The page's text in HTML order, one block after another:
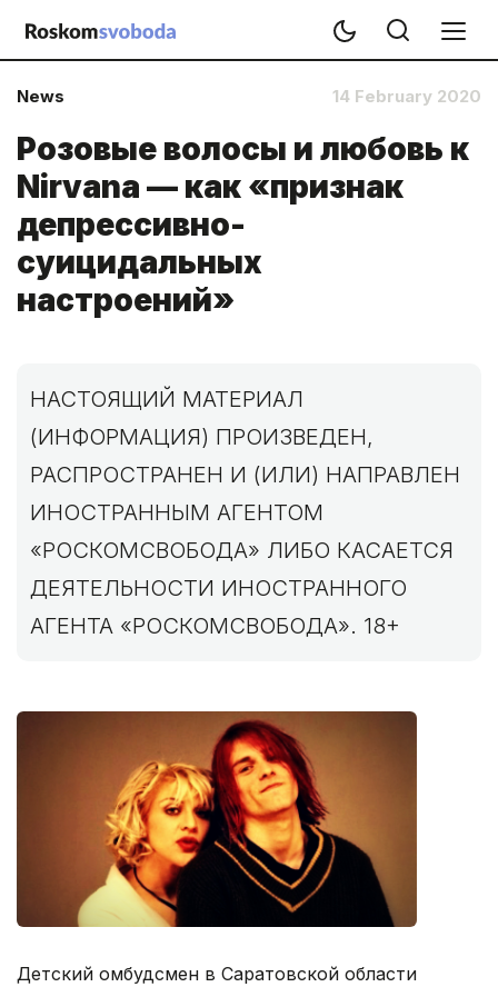
News 14 February 2020
Розовые волосы и любовь к
Nirvana — как «признак
депрессивно-
суицидальных
настроений»
НАСТОЯЩИЙ МАТЕРИАЛ
(ИНФОРМАЦИЯ) ПРОИЗВЕДЕН,
РАСПРОСТРАНЕН И (ИЛИ) НАПРАВЛЕН
ИНОСТРАННЫМ АГЕНТОМ
«РОСКОМСВОБОДА» ЛИБО КАСАЕТСЯ
ДЕЯТЕЛЬНОСТИ ИНОСТРАННОГО
АГЕНТА «РОСКОМСВОБОДА». 18+
Детский омбудсмен в Саратовской области